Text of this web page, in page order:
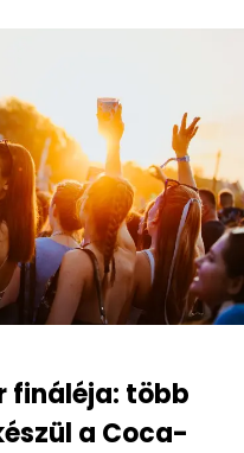
fináléja: több
a Coca-